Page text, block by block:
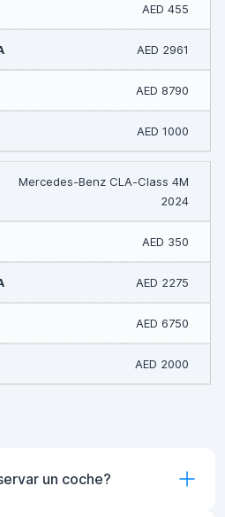
AED 455
AED 2961
AED 8790
AED 1000
Mercedes-Benz CLA-Class 4M
2024
AED 350
AED 2275
AED 6750
AED 2000
un coche?